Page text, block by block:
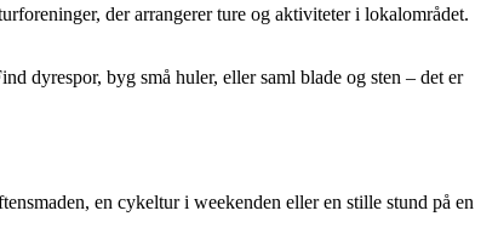
der arrangerer ture og aktiviteter i lokalområdet.
dyrespor, byg små huler, eller saml blade og sten – det er
en cykeltur i weekenden eller en stille stund på en